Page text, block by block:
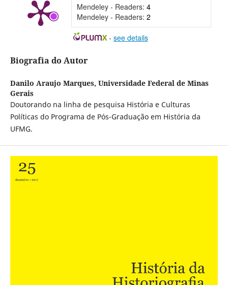
Mendeley - Readers: 4
Mendeley - Readers: 2
- see details
Biografia do Autor
Danilo Araujo Marques, Universidade Federal de Minas
Gerais
Doutorando na linha de pesquisa História e Culturas
Políticas do Programa de Pós-Graduação em História da
UFMG.